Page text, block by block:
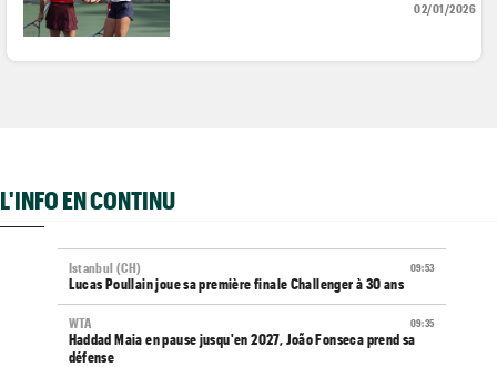
02/01/2026
L'INFO EN CONTINU
09:53
Istanbul (CH)
Lucas Poullain joue sa première finale Challenger à 30 ans
09:35
WTA
Haddad Maia en pause jusqu'en 2027, João Fonseca prend sa
défense